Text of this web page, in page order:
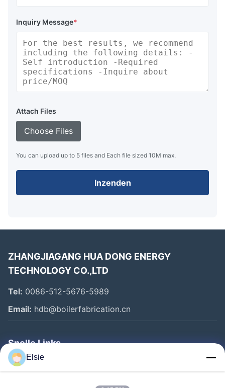
Inquiry Message*
Attach Files
Choose Files
You can upload up to 5 files and Each file sized 10M max.
Inzenden
ZHANGJIAGANG HUA DONG ENERGY
TECHNOLOGY CO.,LTD
Tel: 0086-512-5676-5989
Email: hdb@boilerfabrication.cn
Snelle Links
Huis
Elsie